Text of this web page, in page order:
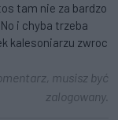
tam nie za bardzo
i chyba trzeba
kalesoniarzu zwroc
musisz być
zalogowany.